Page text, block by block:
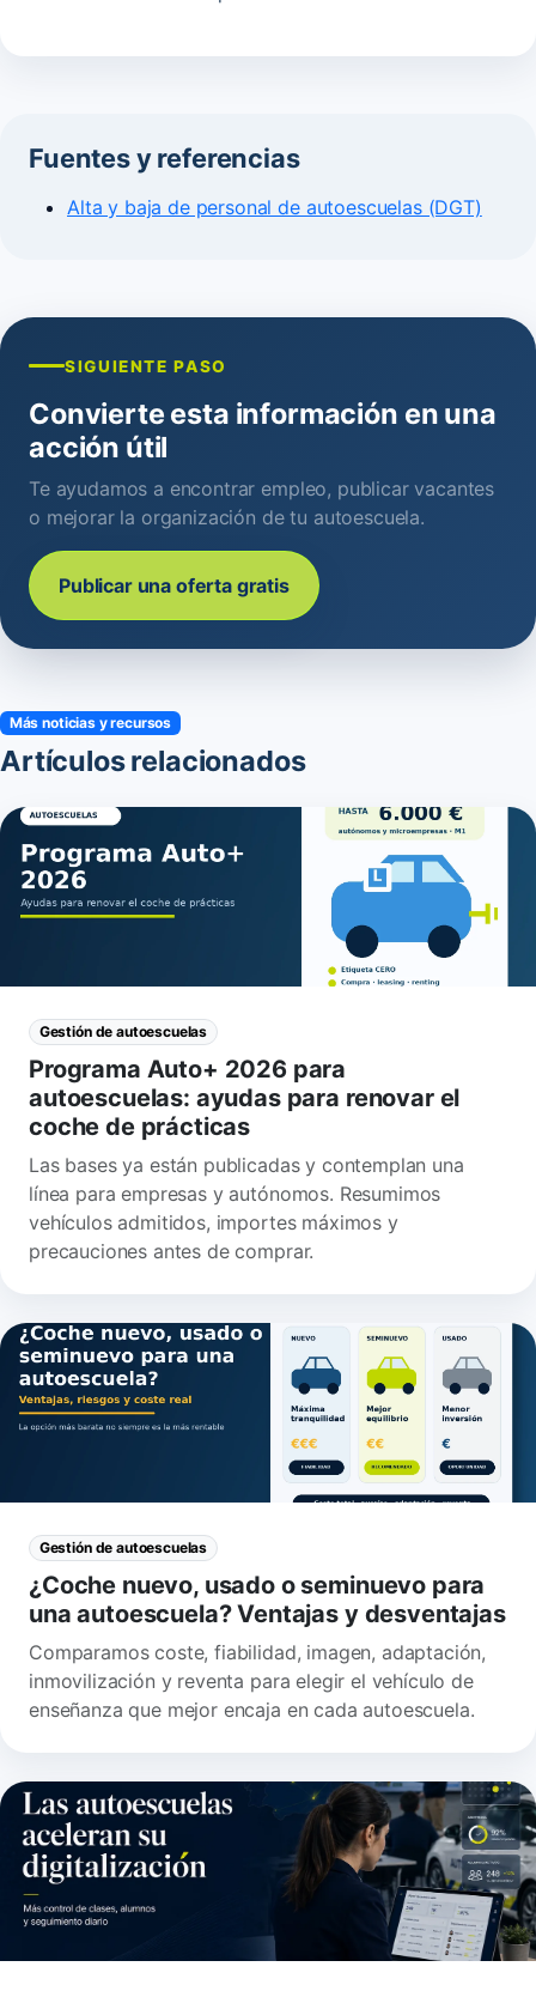
Fuentes y referencias
Alta y baja de personal de autoescuelas (DGT)
SIGUIENTE PASO
Convierte esta información en una
acción útil
Te ayudamos a encontrar empleo, publicar vacantes
o mejorar la organización de tu autoescuela.
Publicar una oferta gratis
Más noticias y recursos
Artículos relacionados
Gestión de autoescuelas
Programa Auto+ 2026 para
autoescuelas: ayudas para renovar el
coche de prácticas
Las bases ya están publicadas y contemplan una
línea para empresas y autónomos. Resumimos
vehículos admitidos, importes máximos y
precauciones antes de comprar.
Gestión de autoescuelas
¿Coche nuevo, usado o seminuevo para
una autoescuela? Ventajas y desventajas
Comparamos coste, fiabilidad, imagen, adaptación,
inmovilización y reventa para elegir el vehículo de
enseñanza que mejor encaja en cada autoescuela.